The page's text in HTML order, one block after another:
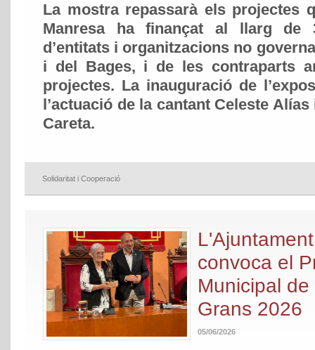
La mostra repassarà els projectes
Manresa ha finançat al llarg de
d’entitats i organitzacions no
i del Bages, i de les contraparts
projectes. La inauguració de
l’actuació de la cantant Celeste
Careta.
Solidaritat i Cooperació
convoca el
Municipal
Grans 2026
05/06/2026